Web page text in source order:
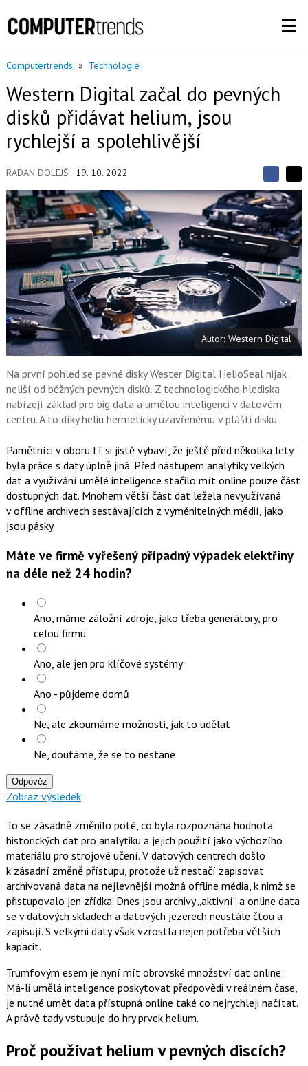
Computertrends » Technologie
Western Digital začal do pevných
disků přidávat helium, jsou
rychlejší a spolehlivější
RADAN DOLEJŠ 19. 10. 2022
S
d
í
l
e
t
S
d
í
l
j
n
a
F
c
b
o
k
u
í
l
e
j
t
e
n
a
s
í
t
i
X
Autor: Western Digital
Na první pohled se pevné disky Wester Digital HelioSeal nijak
neliší od běžných pevných disků. Z technologického hlediska
nabízejí základ pro big data a umělou inteligenci v datovém
centru. A to díky heliu hermeticky uzavřenému v plášti disku.
Pamětníci v oboru IT si jistě vybaví, že ještě před několika lety
byla práce s daty úplně jiná. Před nástupem analytiky velkých
dat a využívání umělé inteligence stačilo mít online pouze část
dostupných dat. Mnohem větší část dat ležela nevyužívaná
v offline archivech sestávajících z vyměnitelných médií, jako
jsou pásky.
Máte ve firmě vyřešený případný výpadek elektřiny
na déle než 24 hodin?
Ano, máme záložní zdroje, jako třeba generátory, pro
celou firmu
Ano, ale jen pro klíčové systémy
Ano - půjdeme domů
Ne, ale zkoumáme možnosti, jak to udělat
Ne, doufáme, že se to nestane
Odpověz
Zobraz výsledek
To se zásadně změnilo poté, co byla rozpoznána hodnota
historických dat pro analytiku a jejich použití jako výchozího
materiálu pro strojové učení. V datových centrech došlo
k zásadní změně přístupu, protože už nestačí zapisovat
archivovaná data na nejlevnější možná offline média, k nimž se
přistupovalo jen zřídka. Dnes jsou archivy „aktivní“ a online data
se v datových skladech a datových jezerech neustále čtou a
zapisují. S velkými daty však vzrostla nejen potřeba větších
kapacit.
Trumfovým esem je nyní mít obrovské množství dat online:
Má-li umělá inteligence poskytovat předpovědi v reálném čase,
je nutné umět data přístupná online také co nejrychleji načítat.
A právě tady vstupuje do hry prvek helium.
Proč používat helium v pevných discích?